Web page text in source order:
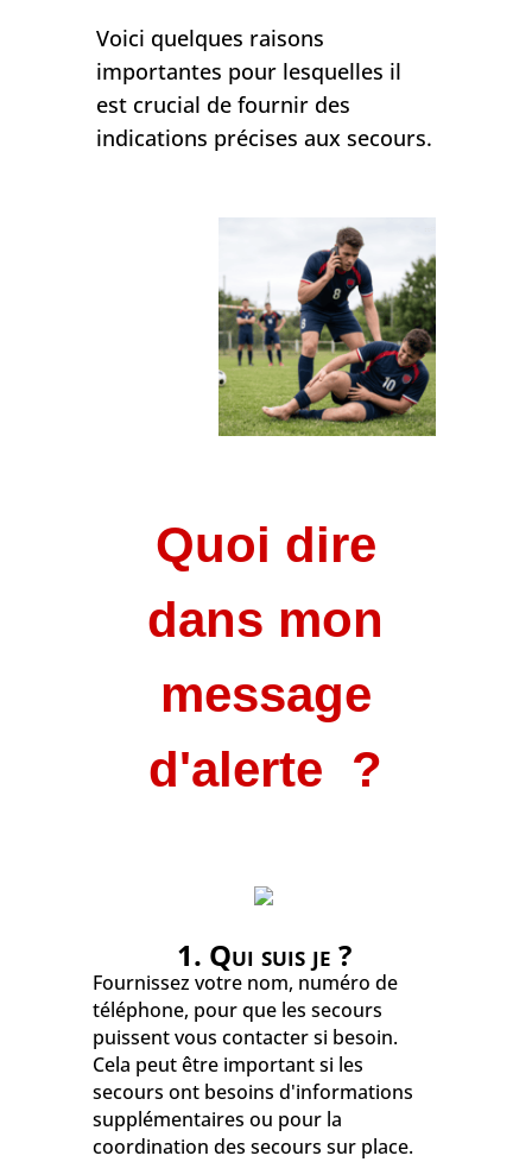
Voici quelques raisons
importantes pour lesquelles il
est crucial de fournir des
indications précises aux secours.
Quoi dire
dans mon
message
d'alerte ?
1. Qui suis je ?
Fournissez votre nom, numéro de
téléphone, pour que les secours
puissent vous contacter si besoin.
Cela peut être important si les
secours ont besoins d'informations
supplémentaires ou pour la
coordination des secours sur place.